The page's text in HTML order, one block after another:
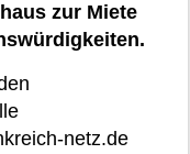
zur Miete
netz.de